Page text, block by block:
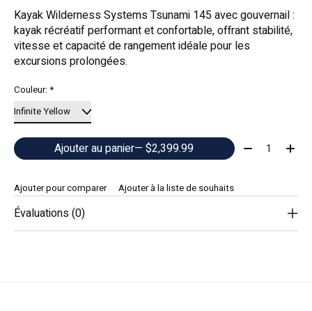
Kayak Wilderness Systems Tsunami 145 avec gouvernail :
kayak récréatif performant et confortable, offrant stabilité,
vitesse et capacité de rangement idéale pour les
excursions prolongées.
Couleur:*
Ajouter au panier — $2,399.99 Quantité:
Ajouter pour comparer Ajouter à la liste de souhaits
Évaluations (0)